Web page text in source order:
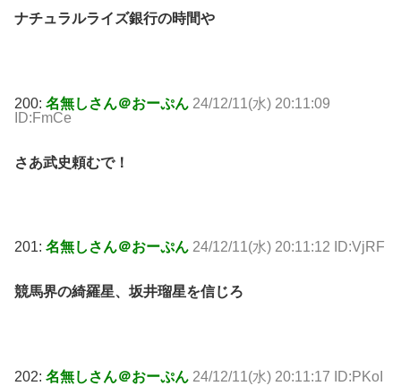
ナチュラルライズ銀行の時間や
200: 名無しさん＠おーぷん 24/12/11(水) 20:11:09
ID:FmCe
さあ武史頼むで！
201: 名無しさん＠おーぷん 24/12/11(水) 20:11:12 ID:VjRF
競馬界の綺羅星、坂井瑠星を信じろ
202: 名無しさん＠おーぷん 24/12/11(水) 20:11:17 ID:PKoI